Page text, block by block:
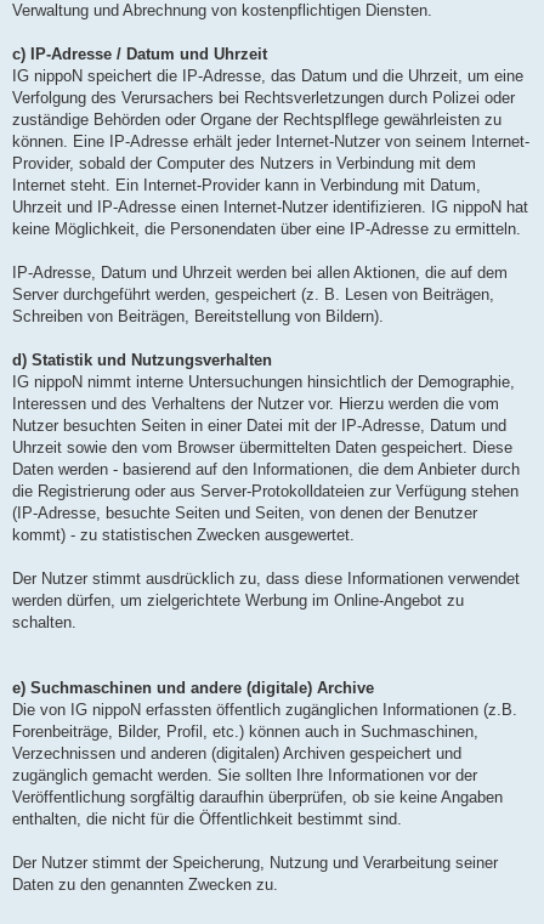
Verwaltung und Abrechnung von kostenpflichtigen Diensten.
c) IP-Adresse / Datum und Uhrzeit
IG nippoN speichert die IP-Adresse, das Datum und die Uhrzeit, um eine
Verfolgung des Verursachers bei Rechtsverletzungen durch Polizei oder
zuständige Behörden oder Organe der Rechtsplflege gewährleisten zu
können. Eine IP-Adresse erhält jeder Internet-Nutzer von seinem Internet-
Provider, sobald der Computer des Nutzers in Verbindung mit dem
Internet steht. Ein Internet-Provider kann in Verbindung mit Datum,
Uhrzeit und IP-Adresse einen Internet-Nutzer identifizieren. IG nippoN hat
keine Möglichkeit, die Personendaten über eine IP-Adresse zu ermitteln.
IP-Adresse, Datum und Uhrzeit werden bei allen Aktionen, die auf dem
Server durchgeführt werden, gespeichert (z. B. Lesen von Beiträgen,
Schreiben von Beiträgen, Bereitstellung von Bildern).
d) Statistik und Nutzungsverhalten
IG nippoN nimmt interne Untersuchungen hinsichtlich der Demographie,
Interessen und des Verhaltens der Nutzer vor. Hierzu werden die vom
Nutzer besuchten Seiten in einer Datei mit der IP-Adresse, Datum und
Uhrzeit sowie den vom Browser übermittelten Daten gespeichert. Diese
Daten werden - basierend auf den Informationen, die dem Anbieter durch
die Registrierung oder aus Server-Protokolldateien zur Verfügung stehen
(IP-Adresse, besuchte Seiten und Seiten, von denen der Benutzer
kommt) - zu statistischen Zwecken ausgewertet.
Der Nutzer stimmt ausdrücklich zu, dass diese Informationen verwendet
werden dürfen, um zielgerichtete Werbung im Online-Angebot zu
schalten.
e) Suchmaschinen und andere (digitale) Archive
Die von IG nippoN erfassten öffentlich zugänglichen Informationen (z.B.
Forenbeiträge, Bilder, Profil, etc.) können auch in Suchmaschinen,
Verzechnissen und anderen (digitalen) Archiven gespeichert und
zugänglich gemacht werden. Sie sollten Ihre Informationen vor der
Veröffentlichung sorgfältig daraufhin überprüfen, ob sie keine Angaben
enthalten, die nicht für die Öffentlichkeit bestimmt sind.
Der Nutzer stimmt der Speicherung, Nutzung und Verarbeitung seiner
Daten zu den genannten Zwecken zu.